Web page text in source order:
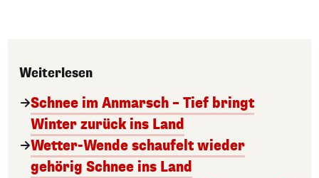
Weiterlesen
Schnee im Anmarsch – Tief bringt
Winter zurück ins Land
Wetter-Wende schaufelt wieder
gehörig Schnee ins Land